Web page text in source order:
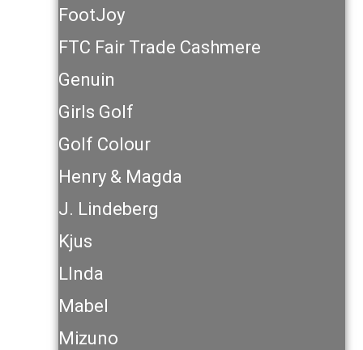
FootJoy
FTC Fair Trade Cashmere
Genuin
Girls Golf
Golf Colour
Henry & Magda
J. Lindeberg
Kjus
LInda
Mabel
Mizuno